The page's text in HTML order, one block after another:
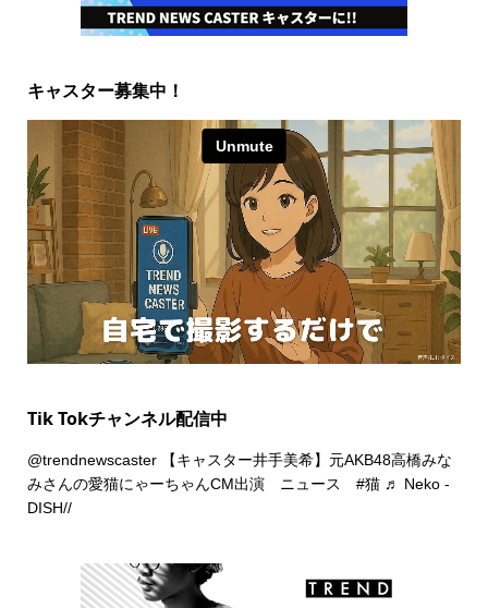
キャスター募集中！
Tik Tokチャンネル配信中
@trendnewscaster【キャスター井手美希】元AKB48高橋みな
みさんの愛猫にゃーちゃんCM出演 ニュース #猫 ♬ Neko -
DISH//